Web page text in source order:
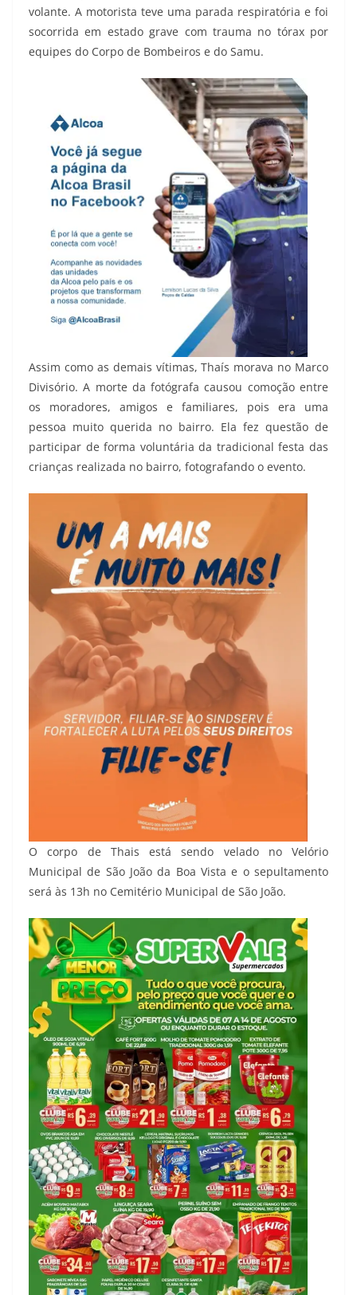
volante. A motorista teve uma parada respiratória e foi
socorrida em estado grave com trauma no tórax por
equipes do Corpo de Bombeiros e do Samu.
Assim como as demais vítimas, Thaís morava no Marco
Divisório. A morte da fotógrafa causou comoção entre
os moradores, amigos e familiares, pois era uma
pessoa muito querida no bairro. Ela fez questão de
participar de forma voluntária da tradicional festa das
crianças realizada no bairro, fotografando o evento.
O corpo de Thais está sendo velado no Velório
Municipal de São João da Boa Vista e o sepultamento
será às 13h no Cemitério Municipal de São João.